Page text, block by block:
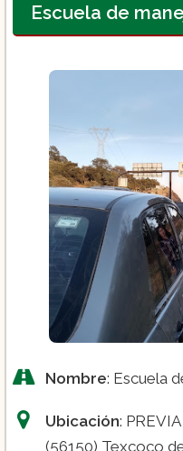
Escuela de
Nombre: Escuela
Ubicación:
(56150) Texcoco